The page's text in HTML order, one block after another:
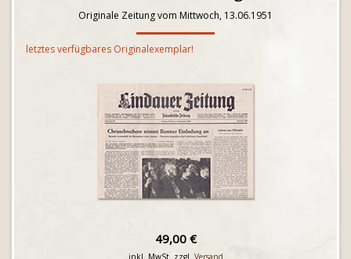
Originale Zeitung vom Mittwoch, 13.06.1951
letztes verfügbares Originalexemplar!
49,00 €
inkl. MwSt. zzgl. Versand